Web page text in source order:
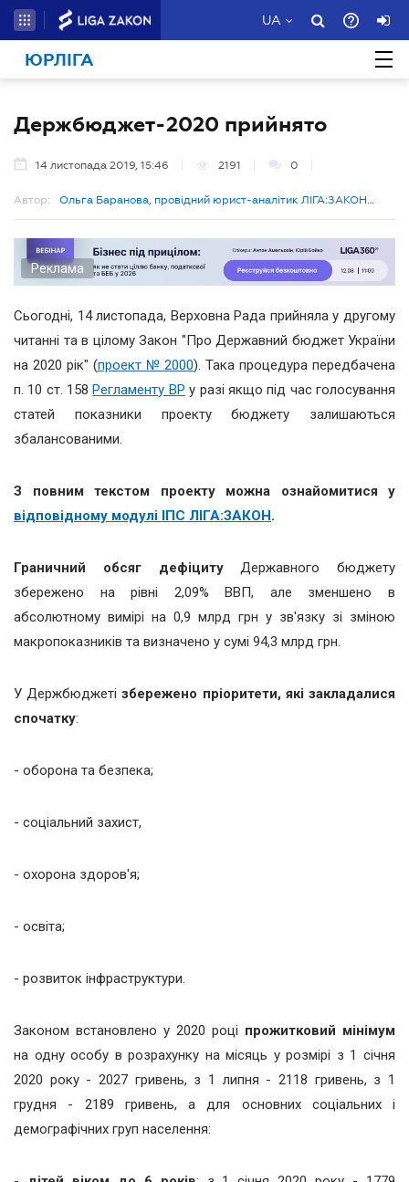
UA
ЮРЛІГА
Держбюджет-2020 прийнято
14 листопада 2019, 15:46 2191 0
Автор:
Ольга Баранова, провідний юрист-аналітик ЛІГА:ЗАКОН
Бізнес
Реклама
Сьогодні, 14 листопада, Верховна Рада прийняла у другому
читанні та в цілому Закон "Про Державний бюджет України
на 2020 рік" (проект № 2000). Така процедура передбачена
п. 10 ст. 158Регламенту ВР у разі якщо під час голосування
статей показники проекту бюджету залишаються
збалансованими.
З повним текстом проекту можна ознайомитися у
відповідному модулі ІПС ЛІГА:ЗАКОН.
Граничний обсяг дефіцитуДержавного бюджету
збережено на рівні 2,09% ВВП, але зменшено в
абсолютному вимірі на 0,9 млрд грн у зв'язку зі зміною
макропоказників та визначено у сумі 94,3 млрд грн.
У Держбюджетізбережено пріоритети, які закладалися
спочатку:
- оборона та безпека;
- соціальний захист,
- охорона здоров'я;
- освіта;
- розвиток інфраструктури.
Законом встановлено у 2020 році прожитковий мінімум
на одну особу в розрахунку на місяць у розмірі з 1 січня
2020 року - 2027 гривень, з 1 липня - 2118 гривень, з 1
грудня - 2189 гривень, а для основних соціальних і
демографічних груп населення: